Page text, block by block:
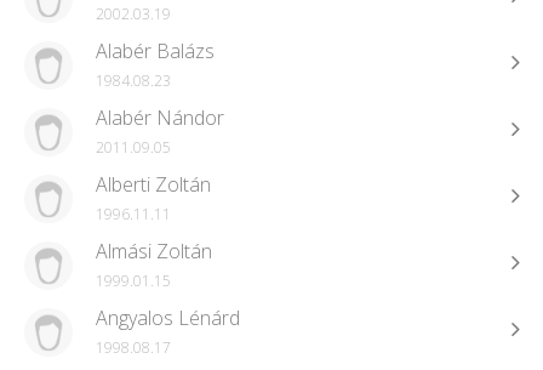
2002.03.19
Alabér Balázs
1984.08.23
Alabér Nándor
2011.09.05
Alberti Zoltán
1996.11.11
Almási Zoltán
1999.01.15
Angyalos Lénárd
1998.08.17